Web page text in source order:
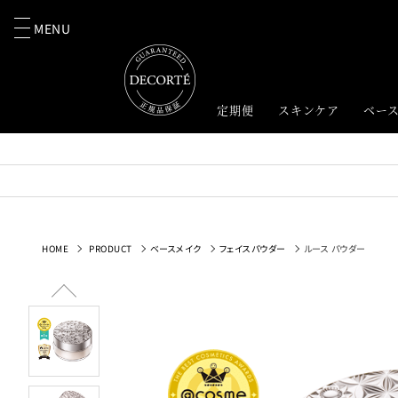
MENU
定期便 スキンケア ベー
HOME PRODUCT ベースメイク フェイスパウダー ルース パウダー